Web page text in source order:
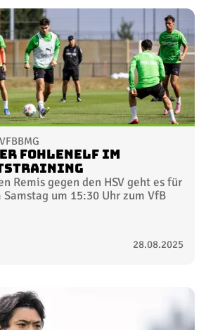
FohlenElf im
Remis gegen den HSV geht es für
um 15:30 Uhr zum VfB
28.08.2025